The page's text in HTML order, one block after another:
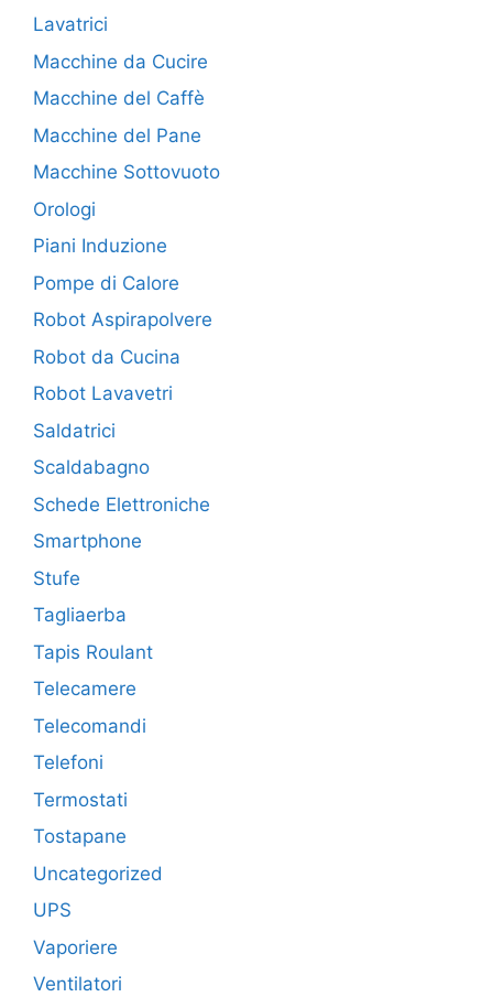
Lavatrici
Macchine da Cucire
Macchine del Caffè
Macchine del Pane
Macchine Sottovuoto
Orologi
Piani Induzione
Pompe di Calore
Robot Aspirapolvere
Robot da Cucina
Robot Lavavetri
Saldatrici
Scaldabagno
Schede Elettroniche
Smartphone
Stufe
Tagliaerba
Tapis Roulant
Telecamere
Telecomandi
Telefoni
Termostati
Tostapane
Uncategorized
UPS
Vaporiere
Ventilatori